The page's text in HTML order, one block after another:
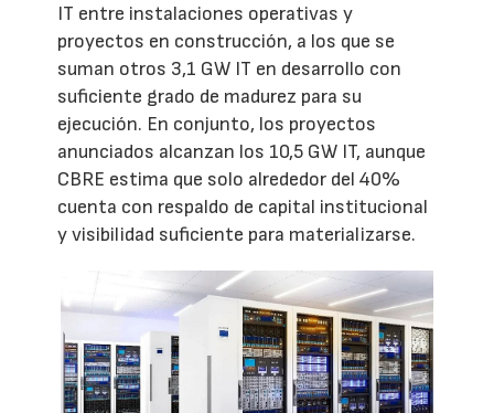
IT entre instalaciones operativas y
proyectos en construcción, a los que se
suman otros 3,1 GW IT en desarrollo con
suficiente grado de madurez para su
ejecución. En conjunto, los proyectos
anunciados alcanzan los 10,5 GW IT, aunque
CBRE estima que solo alrededor del 40%
cuenta con respaldo de capital institucional
y visibilidad suficiente para materializarse.